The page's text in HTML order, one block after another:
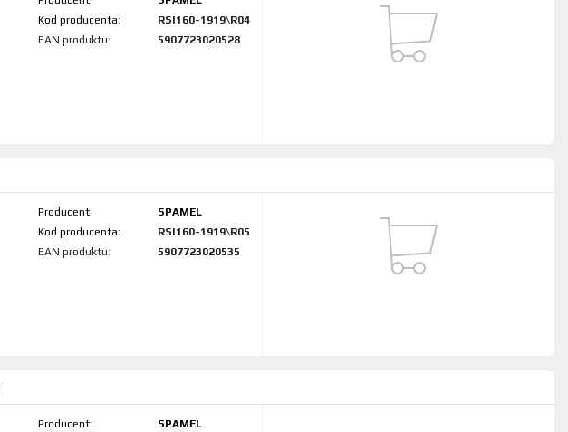
Kod produktu:
RSI160-1919\R04
EAN produktu:
5907723020528
Producent:
SPAMEL
Kod produktu:
RSI160-1919\R05
EAN produktu:
5907723020535
Producent:
SPAMEL